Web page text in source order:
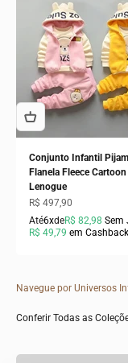
Conjunto Infantil
Flanela Fleece Cartoon
Lenogue
Preço promocional
R$ 497,90
Até6xdeR$ 82,98 Sem
R$ 49,79 em Cashback
Navegue por Universos
Conferir Todas as